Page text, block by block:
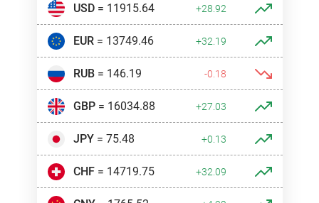
USD= 11915.64 +28.92
EUR= 13749.46 +32.19
RUB= 146.19 -0.18
GBP= 16034.88 +27.03
JPY= 75.48 +0.13
CHF= 14719.75 +32.09